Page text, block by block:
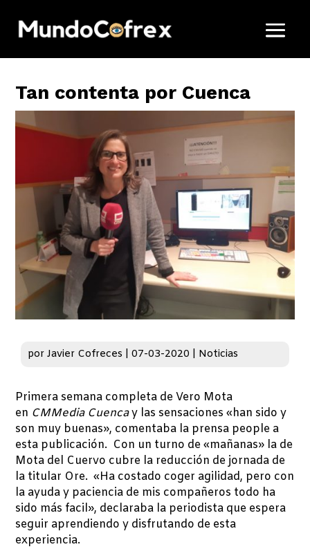
Tan contenta por Cuenca
porJavier Cofreces |07-03-2020 Noticias
Primera semana completa de Vero Mota
en CMMedia Cuencay las sensaciones «han sido y
son muy buenas», comentaba la prensa people a
esta publicación. Con un turno de «mañanas» la de
Mota del Cuervo cubre la reducción de jornada de
la titular Ore. «Ha costado coger agilidad, pero con
la ayuda y paciencia de mis compañeros todo ha
sido más facil», declaraba la periodista que espera
seguir aprendiendo y disfrutando de esta
experiencia.